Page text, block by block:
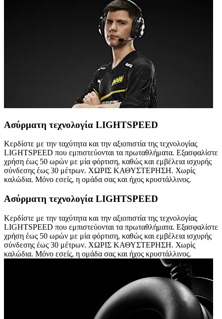
Ασύρματη τεχνολογία LIGHTSPEED
Κερδίστε με την ταχύτητα και την αξιοπιστία της τεχνολογίας
LIGHTSPEED που εμπιστεύονται τα πρωταθλήματα. Εξασφαλίστε
χρήση έως 50 ωρών με μία φόρτιση, καθώς και εμβέλεια ισχυρής
σύνδεσης έως 30 μέτρων. ΧΩΡΙΣ ΚΑΘΥΣΤΕΡΗΣΗ. Χωρίς
καλώδια. Μόνο εσείς, η ομάδα σας και ήχος κρυστάλλινος.
Ασύρματη τεχνολογία LIGHTSPEED
Κερδίστε με την ταχύτητα και την αξιοπιστία της τεχνολογίας
LIGHTSPEED που εμπιστεύονται τα πρωταθλήματα. Εξασφαλίστε
χρήση έως 50 ωρών με μία φόρτιση, καθώς και εμβέλεια ισχυρής
σύνδεσης έως 30 μέτρων. ΧΩΡΙΣ ΚΑΘΥΣΤΕΡΗΣΗ. Χωρίς
καλώδια. Μόνο εσείς, η ομάδα σας και ήχος κρυστάλλινος.